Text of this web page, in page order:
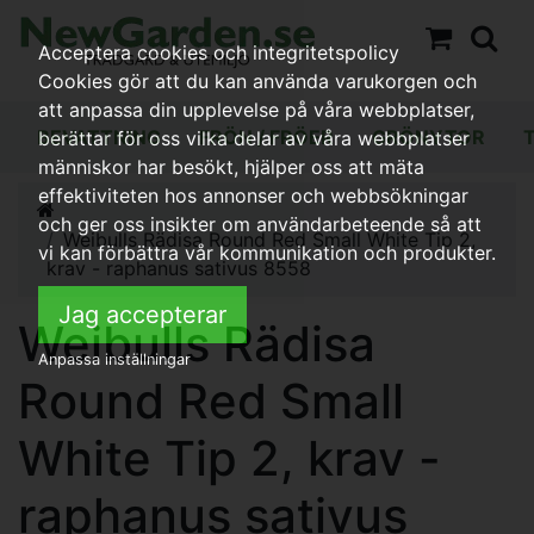
BEVATTNING FRÖN / FRÖER GRÖNYTOR
Weibulls Rädisa Round Red Small White Tip 2,
krav - raphanus sativus 8558
Weibulls Rädisa
Round Red Small
White Tip 2, krav -
raphanus sativus
Acceptera cookies och integritetspolicy
Cookies gör att du kan använda varukorgen och
att anpassa din upplevelse på våra webbplatser,
berättar för oss vilka delar av våra webbplatser
människor har besökt, hjälper oss att mäta
effektiviteten hos annonser och webbsökningar
och ger oss insikter om användarbeteende så att
vi kan förbättra vår kommunikation och produkter.
Jag accepterar
Anpassa inställningar